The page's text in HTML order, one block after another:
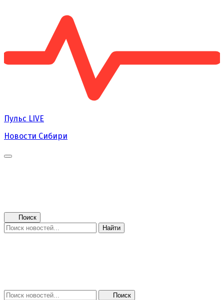
Пульс LIVE
Новости Сибири
Поиск
Найти
Поиск